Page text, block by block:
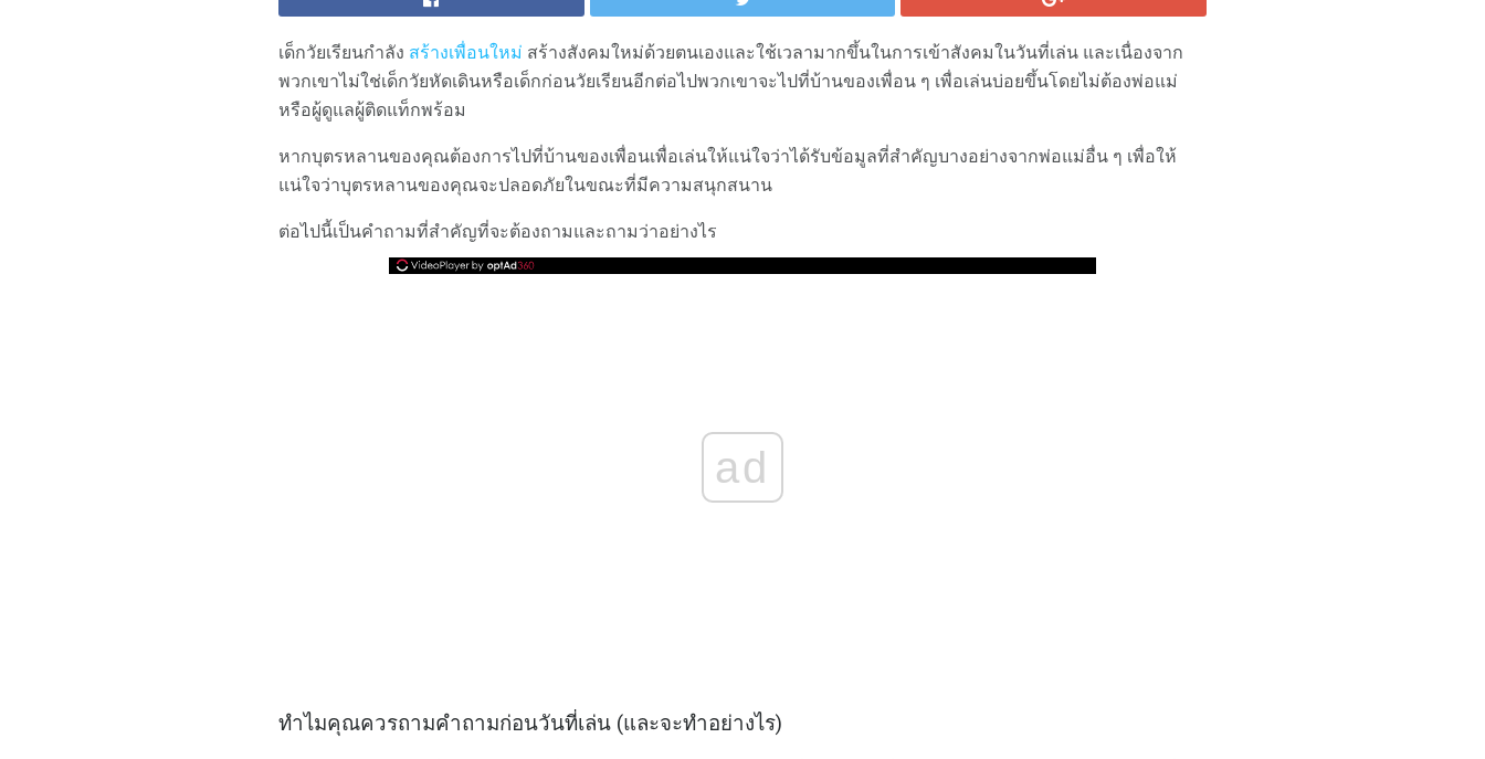
เด็กวัยเรียนกำลัง สร้างเพื่อนใหม่ สร้างสังคมใหม่ด้วยตนเองและใช้เวลามากขึ้นในการเข้าสังคมในวันที่เล่น และเนื่องจาก
พวกเขาไม่ใช่เด็กวัยหัดเดินหรือเด็กก่อนวัยเรียนอีกต่อไปพวกเขาจะไปที่บ้านของเพื่อน ๆ เพื่อเล่นบ่อยขึ้นโดยไม่ต้องพ่อแม่
หรือผู้ดูแลผู้ติดแท็กพร้อม
หากบุตรหลานของคุณต้องการไปที่บ้านของเพื่อนเพื่อเล่นให้แน่ใจว่าได้รับข้อมูลที่สำคัญบางอย่างจากพ่อแม่อื่น ๆ เพื่อให้
แน่ใจว่าบุตรหลานของคุณจะปลอดภัยในขณะที่มีความสนุกสนาน
ต่อไปนี้เป็นคำถามที่สำคัญที่จะต้องถามและถามว่าอย่างไร
ad
ทำไมคุณควรถามคำถามก่อนวันที่เล่น (และจะทำอย่างไร)